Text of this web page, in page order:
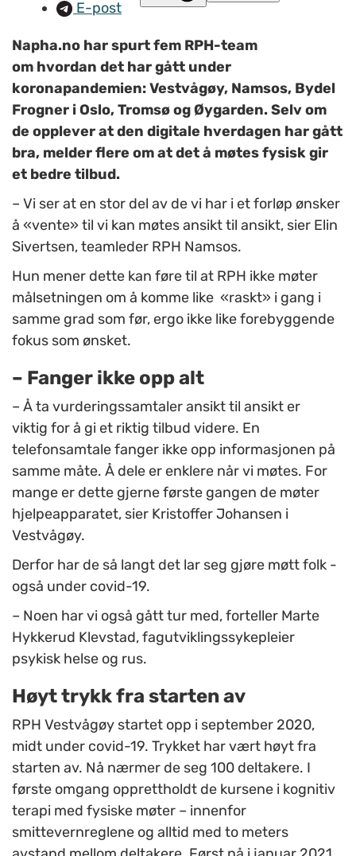
E-post
Napha.no har spurt fem RPH-team
om hvordan det har gått under
koronapandemien: Vestvågøy, Namsos, Bydel
Frogner i Oslo, Tromsø og Øygarden. Selv om
de opplever at den digitale hverdagen har gått
bra, melder flere om at det å møtes fysisk gir
et bedre tilbud.
– Vi ser at en stor del av de vi har i et forløp ønsker
å «vente» til vi kan møtes ansikt til ansikt, sier Elin
Sivertsen, teamleder RPH Namsos.
Hun mener dette kan føre til at RPH ikke møter
målsetningen om å komme like «raskt» i gang i
samme grad som før, ergo ikke like forebyggende
fokus som ønsket.
– Fanger ikke opp alt
– Å ta vurderingssamtaler ansikt til ansikt er
viktig for å gi et riktig tilbud videre. En
telefonsamtale fanger ikke opp informasjonen på
samme måte. Å dele er enklere når vi møtes. For
mange er dette gjerne første gangen de møter
hjelpeapparatet, sier Kristoffer Johansen i
Vestvågøy.
Derfor har de så langt det lar seg gjøre møtt folk -
også under covid-19.
– Noen har vi også gått tur med, forteller Marte
Hykkerud Klevstad, fagutviklingssykepleier
psykisk helse og rus.
Høyt trykk fra starten av
RPH Vestvågøy startet opp i september 2020,
midt under covid-19. Trykket har vært høyt fra
starten av. Nå nærmer de seg 100 deltakere. I
første omgang opprettholdt de kursene i kognitiv
terapi med fysiske møter – innenfor
smittevernreglene og alltid med to meters